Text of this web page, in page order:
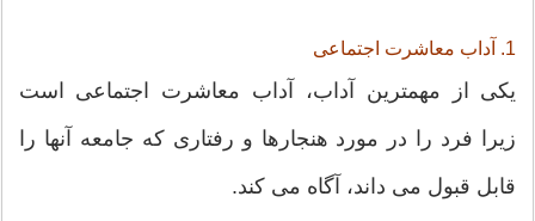
1. آداب معاشرت اجتماعی
یکی از مهمترین آداب، آداب معاشرت اجتماعی است
زیرا فرد را در مورد هنجارها و رفتاری که جامعه آنها را
قابل قبول می داند، آگاه می کند.